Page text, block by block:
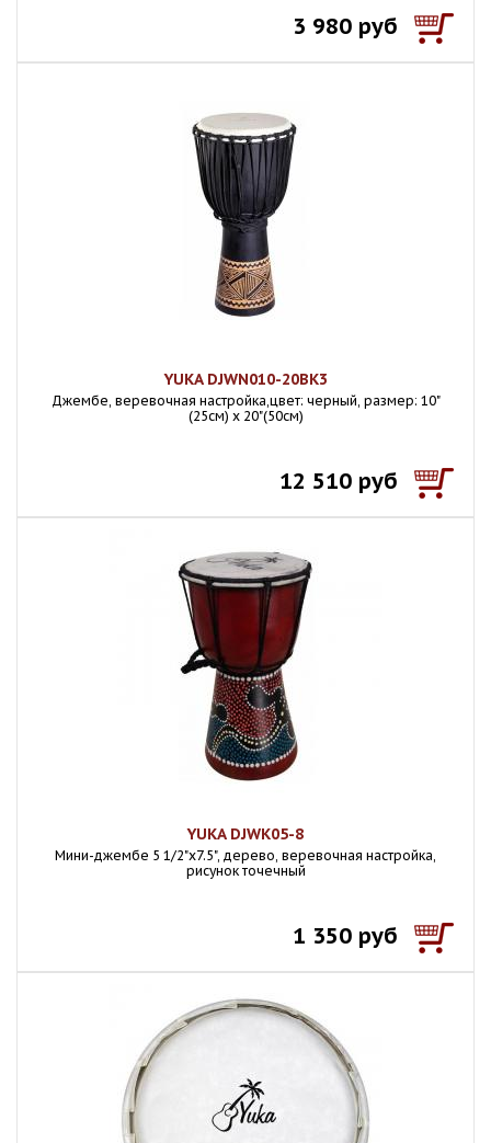
3 980 руб
YUKA DJWN010-20BK3
Джембе, веревочная настройка,цвет: черный, размер: 10"
(25см) х 20"(50см)
12 510 руб
YUKA DJWK05-8
Мини-джембе 5 1/2"х7.5", дерево, веревочная настройка,
рисунок точечный
1 350 руб